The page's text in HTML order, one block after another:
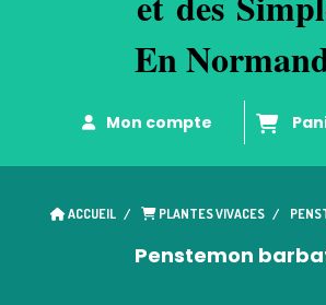
En
Mon compte
ACCUEIL PLANTES VIVACES
Penstemon